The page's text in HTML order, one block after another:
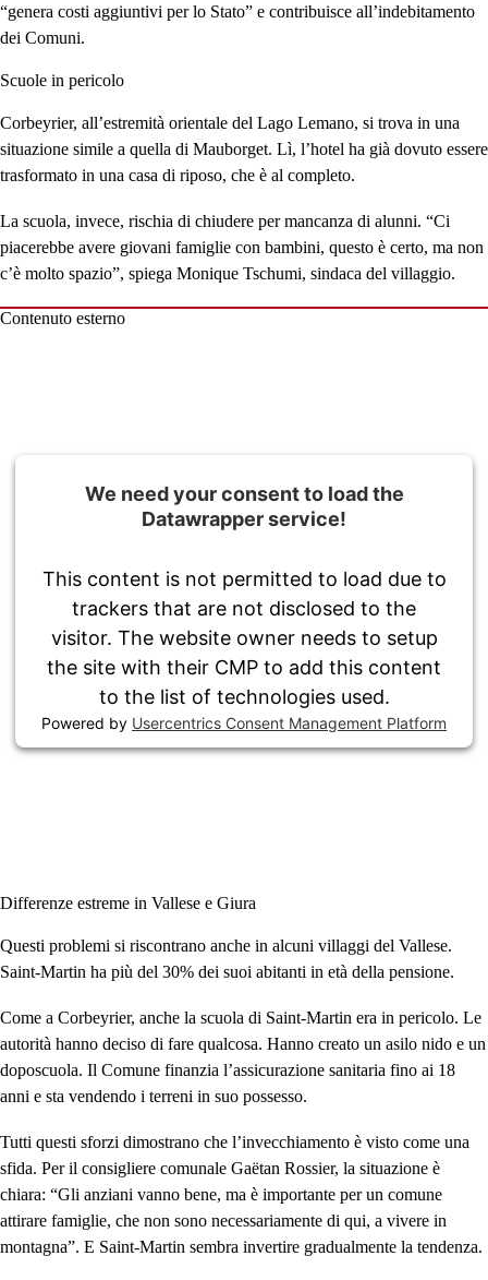
“genera costi aggiuntivi per lo Stato” e contribuisce all’indebitamento
dei Comuni.
Scuole in pericolo
Corbeyrier, all’estremità orientale del Lago Lemano, si trova in una
situazione simile a quella di Mauborget. Lì, l’hotel ha già dovuto essere
trasformato in una casa di riposo, che è al completo.
La scuola, invece, rischia di chiudere per mancanza di alunni. “Ci
piacerebbe avere giovani famiglie con bambini, questo è certo, ma non
c’è molto spazio”, spiega Monique Tschumi, sindaca del villaggio.
Contenuto esterno
We need your consent to load the
Datawrapper service!
This content is not permitted to load due to
trackers that are not disclosed to the
visitor. The website owner needs to setup
the site with their CMP to add this content
to the list of technologies used.
Powered by Usercentrics Consent Management Platform
Differenze estreme in Vallese e Giura
Questi problemi si riscontrano anche in alcuni villaggi del Vallese.
Saint-Martin ha più del 30% dei suoi abitanti in età della pensione.
Come a Corbeyrier, anche la scuola di Saint-Martin era in pericolo. Le
autorità hanno deciso di fare qualcosa. Hanno creato un asilo nido e un
doposcuola. Il Comune finanzia l’assicurazione sanitaria fino ai 18
anni e sta vendendo i terreni in suo possesso.
Tutti questi sforzi dimostrano che l’invecchiamento è visto come una
sfida. Per il consigliere comunale Gaëtan Rossier, la situazione è
chiara: “Gli anziani vanno bene, ma è importante per un comune
attirare famiglie, che non sono necessariamente di qui, a vivere in
montagna”. E Saint-Martin sembra invertire gradualmente la tendenza.